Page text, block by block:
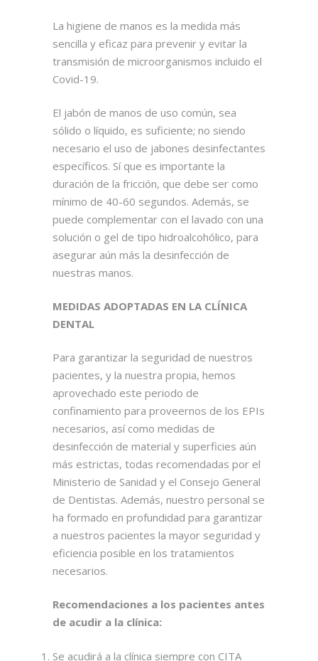
La higiene de manos es la medida más
sencilla y eficaz para prevenir y evitar la
transmisión de microorganismos incluido el
Covid-19.
El jabón de manos de uso común, sea
sólido o líquido, es suficiente; no siendo
necesario el uso de jabones desinfectantes
específicos. Sí que es importante la
duración de la fricción, que debe ser como
mínimo de 40-60 segundos. Además, se
puede complementar con el lavado con una
solución o gel de tipo hidroalcohólico, para
asegurar aún más la desinfección de
nuestras manos.
MEDIDAS ADOPTADAS EN LA CLÍNICA
DENTAL
Para garantizar la seguridad de nuestros
pacientes, y la nuestra propia, hemos
aprovechado este periodo de
confinamiento para proveernos de los EPIs
necesarios, así como medidas de
desinfección de material y superficies aún
más estrictas, todas recomendadas por el
Ministerio de Sanidad y el Consejo General
de Dentistas. Además, nuestro personal se
ha formado en profundidad para garantizar
a nuestros pacientes la mayor seguridad y
eficiencia posible en los tratamientos
necesarios.
Recomendaciones a los pacientes antes
de acudir a la clínica:
Se acudirá a la clínica siempre con CITA